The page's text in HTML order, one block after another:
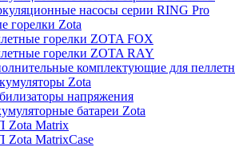
насосы серии RING Pro
горелки Zota
горелки ZOTA FOX
горелки ZOTA RAY
комплектующие для
Zota
напряжения
батареи Zota
Zota Matrix
Zota MatrixCase